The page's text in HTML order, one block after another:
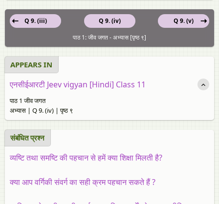
Q 9. (iv)
Q 9. (iii)
Q 9. (v)
पाठ 1: जीव जगत - अभ्यास [पृष्ठ ९]
APPEARS IN
एनसीईआरटी Jeev vigyan [Hindi] Class 11
पाठ 1 जीव जगत
अभ्यास | Q 9. (iv) | पृष्ठ ९
संबंधित प्रश्‍न
व्यष्टि तथा समष्टि की पहचान से हमें क्या शिक्षा मिलती है?
क्या आप वर्गिकी संवर्ग का सही क्रम पहचान सकते हैं ?